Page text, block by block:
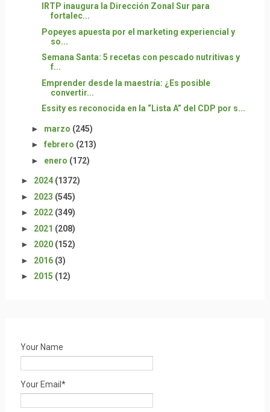
IRTP inaugura la Dirección Zonal Sur para
fortalec...
Popeyes apuesta por el marketing experiencial y
so...
Semana Santa: 5 recetas con pescado nutritivas y
f...
Emprender desde la maestría: ¿Es posible
convertir...
Essity es reconocida en la “Lista A” del CDP por s...
► marzo (245)
► febrero (213)
► enero (172)
► 2024 (1372)
► 2023 (545)
► 2022 (349)
► 2021 (208)
► 2020 (152)
► 2016 (3)
► 2015 (12)
Your Name
Your Email*